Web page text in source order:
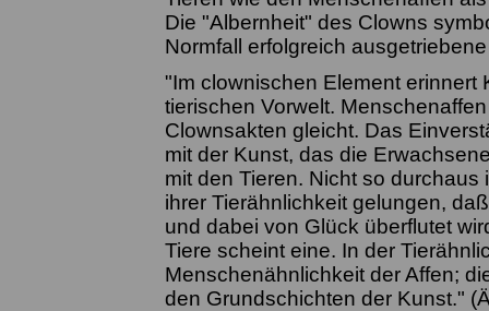
Die "Albernheit" des Clowns
Normfall erfolgreich
"Im clownischen Element erinnert
tierischen Vorwelt.
Clownsakten gleicht. Das
mit der Kunst, das die
mit den Tieren. Nicht so
ihrer Tierähnlichkeit gelungen,
und dabei von Glück überflutet
Tiere scheint eine. In der
Menschenähnlichkeit der Affen;
den Grundschichten der Kunst."